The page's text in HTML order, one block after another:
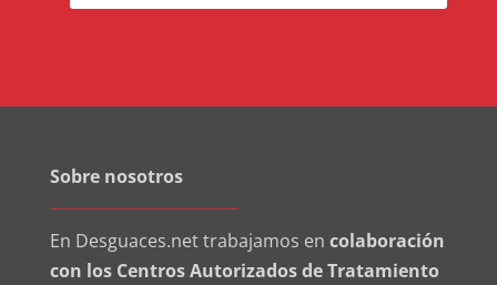
Sobre nosotros
En Desguaces.net trabajamos en colaboración
con los Centros Autorizados de Tratamiento